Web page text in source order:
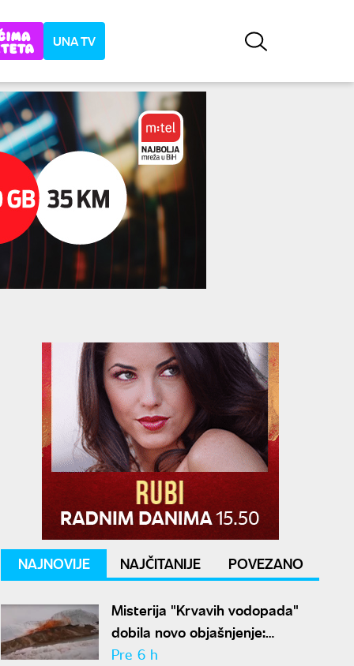
UNA TV
NAJNOVIJE NAJČITANIJE POVEZANO
Misterija "Krvavih vodopada"
dobila novo objašnjenje:
Otkriven drevni ekosistem na
Pre 6 h